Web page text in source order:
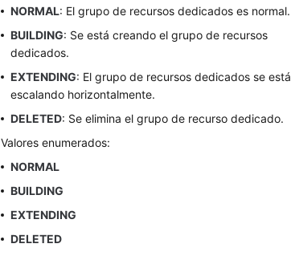
NORMAL: El grupo de recursos dedicados es normal.
BUILDING: Se está creando el grupo de recursos
dedicados.
EXTENDING: El grupo de recursos dedicados se está
escalando horizontalmente.
DELETED: Se elimina el grupo de recurso dedicado.
Valores enumerados:
NORMAL
BUILDING
EXTENDING
DELETED